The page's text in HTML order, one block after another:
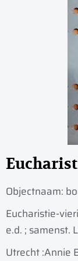
Objectnaam:
Eucharistie-
e.d. ; samenst.
Utrecht :Annie